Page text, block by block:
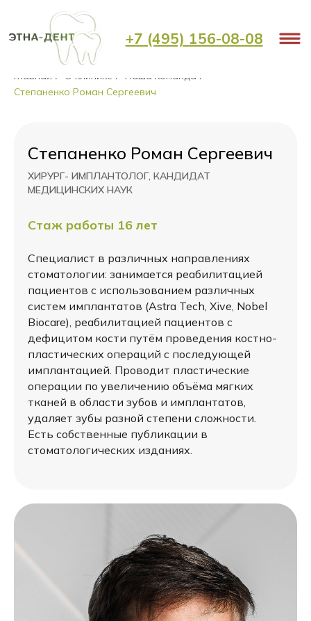
+7 (495) 156-08-08
Главная / О клинике / Наша команда /
Степаненко Роман Сергеевич
Степаненко Роман Сергеевич
ХИРУРГ- ИМПЛАНТОЛОГ, КАНДИДАТ
МЕДИЦИНСКИХ НАУК
Стаж работы 16 лет
Специалист в различных направлениях
стоматологии: занимается реабилитацией
пациентов с использованием различных
систем имплантатов (Astra Tech, Xive, Nobel
Biocare), реабилитацией пациентов с
дефицитом кости путём проведения костно-
пластических операций с последующей
имплантацией. Проводит пластические
операции по увеличению объёма мягких
тканей в области зубов и имплантатов,
удаляет зубы разной степени сложности.
Есть собственные публикации в
стоматологических изданиях.